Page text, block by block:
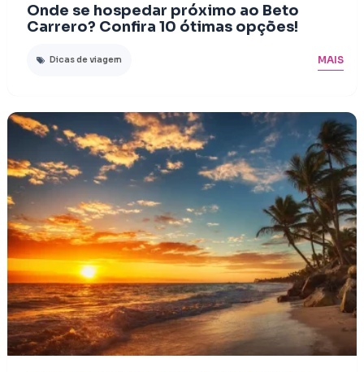
Onde se hospedar próximo ao Beto
Carrero? Confira 10 ótimas opções!
Dicas de viagem MAIS